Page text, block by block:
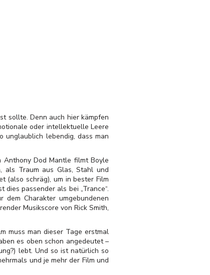
sollte. Denn auch hier kämpfen
oder intellektuelle Leere
unglaublich lebendig, dass man
Anthony Dod Mantle filmt Boyle
als Traum aus Glas, Stahl und
(also schräg), um in bester Film
passender als bei „Trance“.
Charakter umgebundenen
Musikscore von Rick Smith,
muss man dieser Tage erstmal
es oben schon angedeutet –
lebt. Und so ist natürlich so
und je mehr der Film und